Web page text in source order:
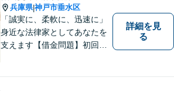
兵庫県|神戸市垂水区
「誠実に、柔軟に、迅速に」
身近な法律家としてあなたを
支えます【借金問題】初回相
詳細を見
る